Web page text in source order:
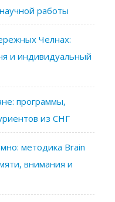
работы
Челнах:
и индивидуальный
программы,
из СНГ
методика Brain
внимания и